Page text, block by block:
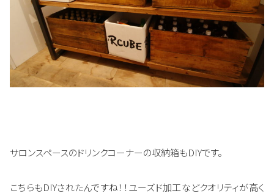
サロンスペースのドリンクコーナーの収納箱もDIYです。
こちらもDIYされたんですね！！ユーズド加工などクオリティが高く